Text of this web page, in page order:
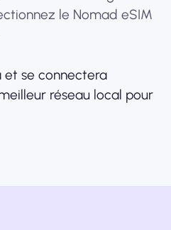
le Nomad eSIM
et se connectera
réseau local pour